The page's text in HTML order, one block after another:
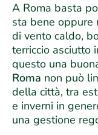
A Roma basta
sta bene oppure
di vento caldo,
terriccio asciutto
questo una
Roma non può
della città, tra
e inverni in
una gestione